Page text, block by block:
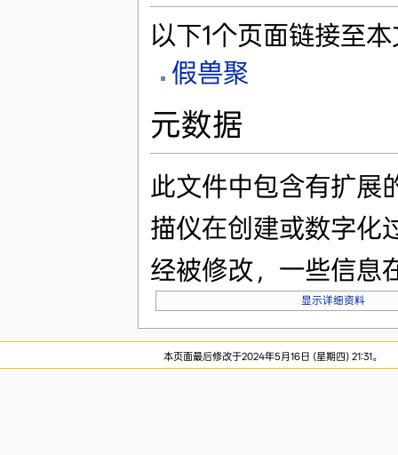
以下1个页面链接至
假兽聚
元数据
此文件中包含有扩展
描仪在创建或数字化
经被修改，一些信息
显示详细资料
本页面最后修改于2024年5月16日 (星期四) 21:31。